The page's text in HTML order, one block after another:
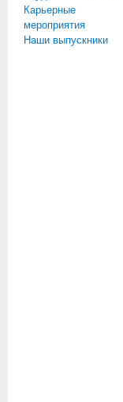
Карьерные
мероприятия
Наши выпускники